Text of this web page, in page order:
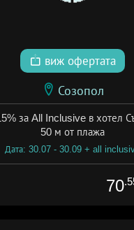
виж офертата
Созопол
за All Inclusive в хотел
50 м от плажа
Дата: 30.07 - 30.09 + all
70